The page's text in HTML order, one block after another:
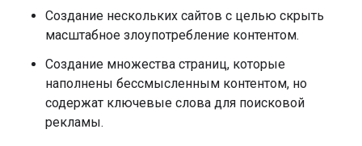
Создание нескольких сайтов с целью скрыть
масштабное злоупотребление контентом.
Создание множества страниц, которые
наполнены бессмысленным контентом, но
содержат ключевые слова для поисковой
рекламы.